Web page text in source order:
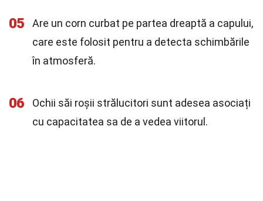
05
Are un corn curbat pe partea dreaptă a capului,
care este folosit pentru a detecta schimbările
în atmosferă.
06
Ochii săi roșii strălucitori sunt adesea asociați
cu capacitatea sa de a vedea viitorul.